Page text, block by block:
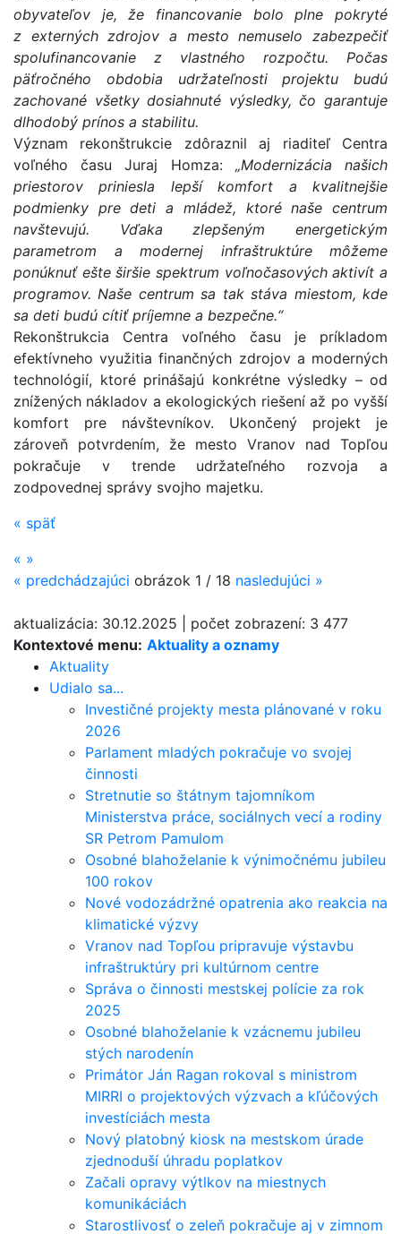
Kontextové menu: Aktuality a oznamy
Aktuality
Udialo sa...
Investičné projekty mesta plánované v roku
2026
Parlament mladých pokračuje vo svojej
činnosti
Stretnutie so štátnym tajomníkom
Ministerstva práce, sociálnych vecí a rodiny
SR Petrom Pamulom
Osobné blahoželanie k výnimočnému jubileu
100 rokov
Nové vodozádržné opatrenia ako reakcia na
klimatické výzvy
Vranov nad Topľou pripravuje výstavbu
infraštruktúry pri kultúrnom centre
Správa o činnosti mestskej polície za rok
2025
Osobné blahoželanie k vzácnemu jubileu
stých narodenín
Primátor Ján Ragan rokoval s ministrom
MIRRI o projektových výzvach a kľúčových
investíciách mesta
Nový platobný kiosk na mestskom úrade
zjednoduší úhradu poplatkov
Začali opravy výtlkov na miestnych
komunikáciách
Starostlivosť o zeleň pokračuje aj v zimnom
obyvateľov je, že financovanie bolo plne pokryté
z externých zdrojov a mesto nemuselo zabezpečiť
spolufinancovanie z vlastného rozpočtu. Počas
päťročného obdobia udržateľnosti projektu budú
zachované všetky dosiahnuté výsledky, čo garantuje
dlhodobý prínos a stabilitu.
Význam rekonštrukcie zdôraznil aj riaditeľ Centra
voľného času Juraj Homza: „Modernizácia našich
priestorov priniesla lepší komfort a kvalitnejšie
podmienky pre deti a mládež, ktoré naše centrum
navštevujú. Vďaka zlepšeným energetickým
parametrom a modernej infraštruktúre môžeme
ponúknuť ešte širšie spektrum voľnočasových aktivít a
programov. Naše centrum sa tak stáva miestom, kde
sa deti budú cítiť príjemne a bezpečne.“
Rekonštrukcia Centra voľného času je príkladom
efektívneho využitia finančných zdrojov a moderných
technológií, ktoré prinášajú konkrétne výsledky – od
znížených nákladov a ekologických riešení až po vyšší
komfort pre návštevníkov. Ukončený projekt je
zároveň potvrdením, že mesto Vranov nad Topľou
pokračuje v trende udržateľného rozvoja a
zodpovednej správy svojho majetku.
« späť
« »
« predchádzajúci obrázok 1 / 18 nasledujúci »
aktualizácia: 30.12.2025 počet zobrazení: 3 477